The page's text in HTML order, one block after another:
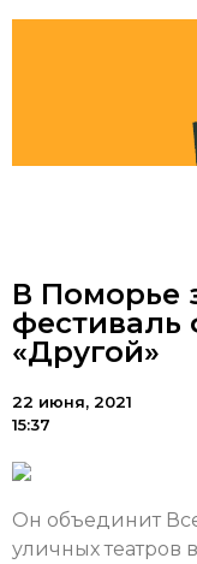
В Поморье
фестиваль
«Другой»
22 июня, 2021
15:37
Он объединит
уличных театров